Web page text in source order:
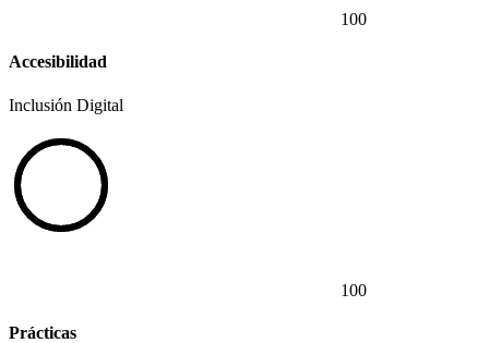
100
Accesibilidad
Inclusión Digital
100
Prácticas